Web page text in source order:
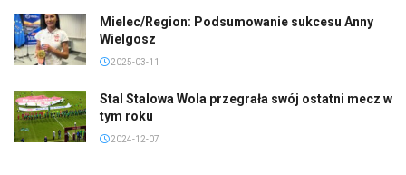
Mielec/Region: Podsumowanie sukcesu Anny
Wielgosz
2025-03-11
Stal Stalowa Wola przegrała swój ostatni mecz w
tym roku
2024-12-07